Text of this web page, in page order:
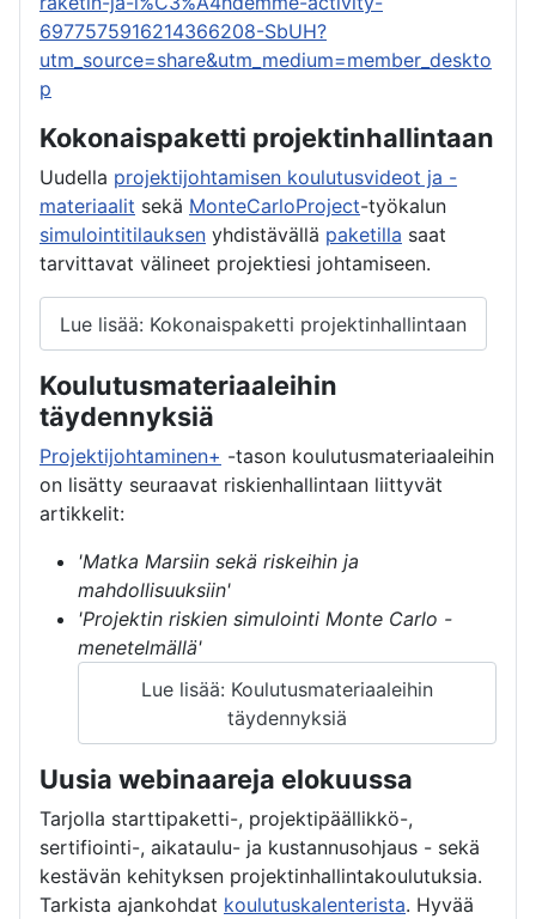
6977575916214366208-SbUH?
utm_source=share&utm_medium=member_deskto
p
Kokonaispaketti projektinhallintaan
Uudella projektijohtamisen koulutusvideot ja -
materiaalit sekä MonteCarloProject-työkalun
simulointitilauksen yhdistävällä paketilla saat
tarvittavat välineet projektiesi johtamiseen.
Lue lisää: Kokonaispaketti projektinhallintaan
Koulutusmateriaaleihin
täydennyksiä
Projektijohtaminen+ -tason koulutusmateriaaleihin
on lisätty seuraavat riskienhallintaan liittyvät
artikkelit:
'Matka Marsiin sekä riskeihin ja
mahdollisuuksiin'
'Projektin riskien simulointi Monte Carlo -
menetelmällä'
Lue lisää: Koulutusmateriaaleihin
täydennyksiä
Uusia webinaareja elokuussa
Tarjolla starttipaketti-, projektipäällikkö-,
sertifiointi-, aikataulu- ja kustannusohjaus - sekä
kestävän kehityksen projektinhallintakoulutuksia.
Tarkista ajankohdat koulutuskalenterista. Hyvää